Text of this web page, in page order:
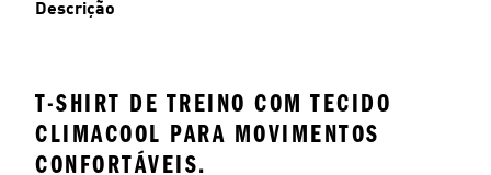
Descrição
T-SHIRT DE TREINO COM TECIDO
CLIMACOOL PARA MOVIMENTOS
CONFORTÁVEIS.